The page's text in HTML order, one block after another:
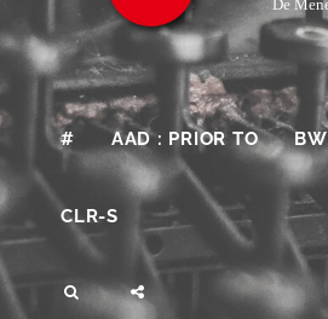
De
# AAD : PRIOR TO
CLR-S
SEARCH